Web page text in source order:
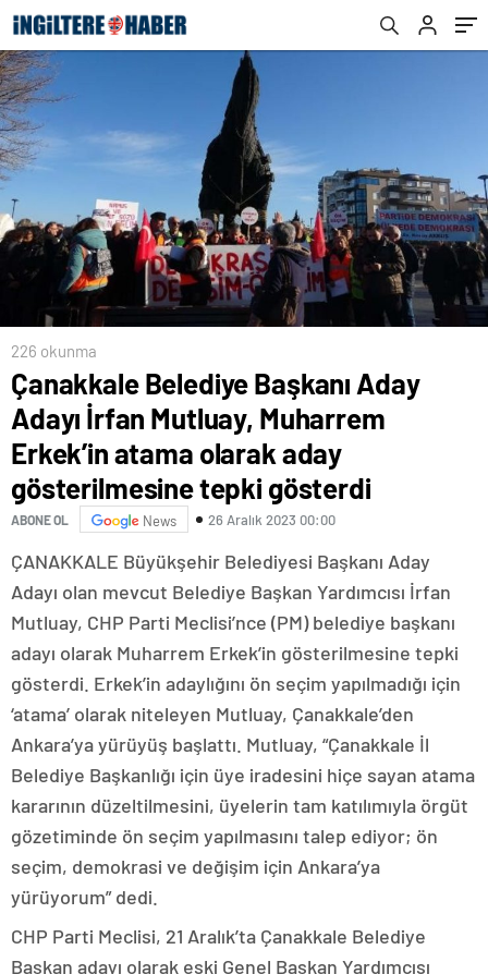
aday gösterilmesine tepki gösterdi
226 okunma
Çanakkale Belediye Başkanı Aday
Adayı İrfan Mutluay, Muharrem
Erkek’in atama olarak aday
gösterilmesine tepki gösterdi
ABONE OL News 26 Aralık 2023 00:00
ÇANAKKALE Büyükşehir Belediyesi Başkanı Aday
Adayı olan mevcut Belediye Başkan Yardımcısı İrfan
Mutluay, CHP Parti Meclisi’nce (PM) belediye başkanı
adayı olarak Muharrem Erkek’in gösterilmesine tepki
gösterdi. Erkek’in adaylığını ön seçim yapılmadığı için
‘atama’ olarak niteleyen Mutluay, Çanakkale’den
Ankara’ya yürüyüş başlattı. Mutluay, “Çanakkale İl
Belediye Başkanlığı için üye iradesini hiçe sayan atama
kararının düzeltilmesini, üyelerin tam katılımıyla örgüt
gözetiminde ön seçim yapılmasını talep ediyor; ön
seçim, demokrasi ve değişim için Ankara’ya
yürüyorum” dedi.
CHP Parti Meclisi, 21 Aralık’ta Çanakkale Belediye
Başkan adayı olarak eski Genel Başkan Yardımcısı